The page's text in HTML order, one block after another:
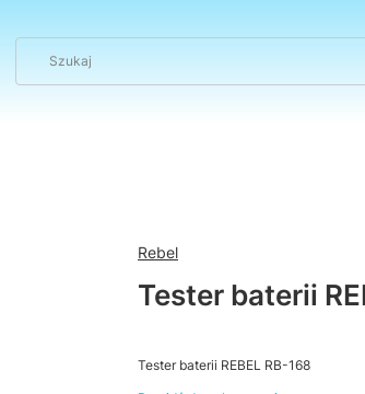
Rebel
Tester baterii
Tester baterii REBEL RB-168